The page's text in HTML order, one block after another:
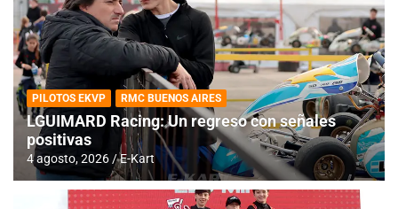
PILOTOS EKVP RMC BUENOS AIRES
LGUIMARD Racing: Un regreso con señales
positivas
4 agosto, 2026 E-Kart